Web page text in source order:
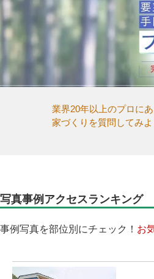
業界20年以上のプロに
家づくりを質問してみよ
写真事例アクセスランキング
事例写真を部位別にチェック！ お